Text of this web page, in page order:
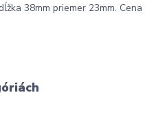
38mm priemer 23mm. Cena